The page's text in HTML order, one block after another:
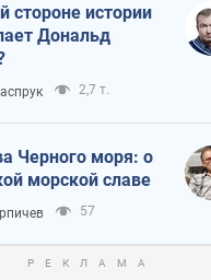
стороне истории
Дональд
2,7 т.
Черного моря: о
морской славе
57